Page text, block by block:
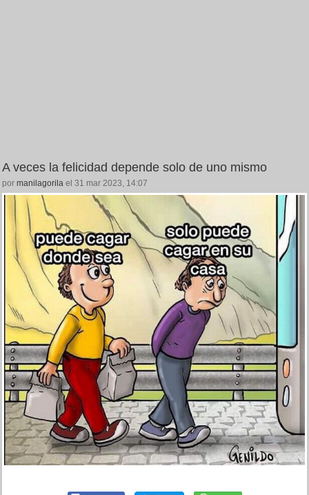
A veces la felicidad depende solo de uno mismo
por manilagorila el 31 mar 2023, 14:07